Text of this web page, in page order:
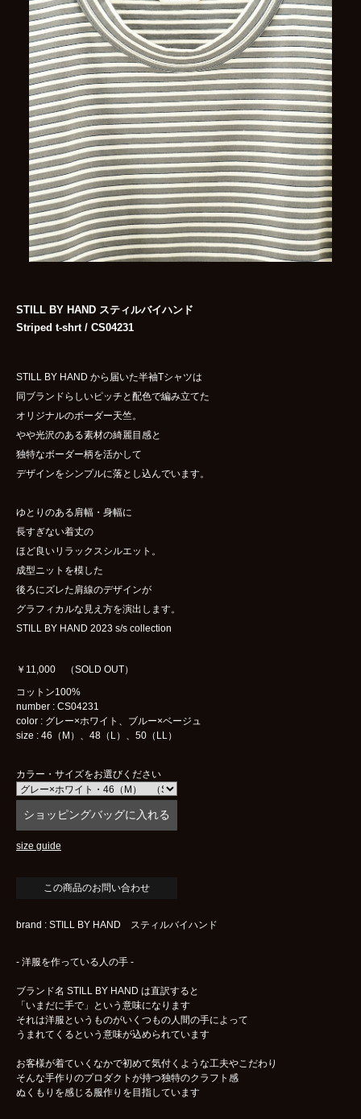
STILL BY HAND スティルバイハンド
Striped t-shrt / CS04231
STILL BY HAND から届いた半袖Tシャツは
同ブランドらしいピッチと配色で編み立てた
オリジナルのボーダー天竺。
やや光沢のある素材の綺麗目感と
独特なボーダー柄を活かして
デザインをシンプルに落とし込んでいます。
ゆとりのある肩幅・身幅に
長すぎない着丈の
ほど良いリラックスシルエット。
成型ニットを模した
後ろにズレた肩線のデザインが
グラフィカルな見え方を演出します。
STILL BY HAND 2023 s/s collection
￥11,000 （SOLD OUT）
コットン100%
number : CS04231
color : グレー×ホワイト、ブルー×ベージュ
size : 46（M）、48（L）、50（LL）
カラー・サイズをお選びください
size guide
brand : STILL BY HAND スティルバイハンド
- 洋服を作っている人の手 -
ブランド名 STILL BY HAND は直訳すると
「いまだに手で」という意味になります
それは洋服というものがいくつもの人間の手によって
うまれてくるという意味が込められています
お客様が着ていくなかで初めて気付くような工夫やこだわり
そんな手作りのプロダクトが持つ独特のクラフト感
ぬくもりを感じる服作りを目指しています